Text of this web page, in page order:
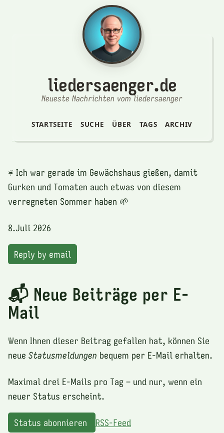
liedersaenger.de
Neueste Nachrichten vom liedersaenger
STARTSEITE SUCHE ÜBER TAGS ARCHIV
☔️ Ich war gerade im Gewächshaus gießen, damit
Gurken und Tomaten auch etwas von diesem
verregneten Sommer haben 🌱
8.Juli 2026
Reply by email
📬 Neue Beiträge per E-
Mail
Wenn Ihnen dieser Beitrag gefallen hat, können Sie
neue Statusmeldungen bequem per E-Mail erhalten.
Maximal drei E-Mails pro Tag – und nur, wenn ein
neuer Status erscheint.
Status abonnieren RSS-Feed